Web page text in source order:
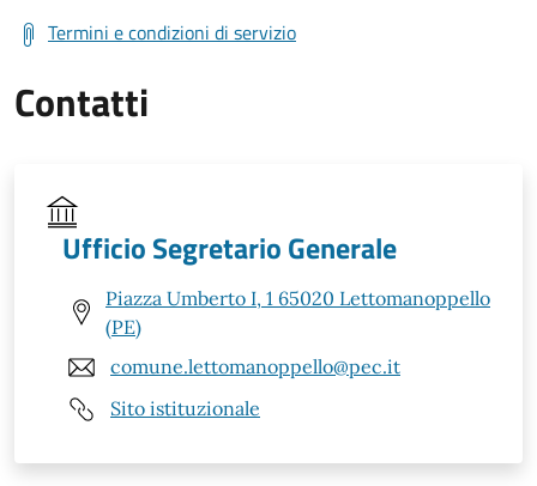
Termini e condizioni di servizio
Contatti
Ufficio Segretario Generale
Piazza Umberto I, 1 65020 Lettomanoppello
(PE)
comune.lettomanoppello@pec.it
Sito istituzionale